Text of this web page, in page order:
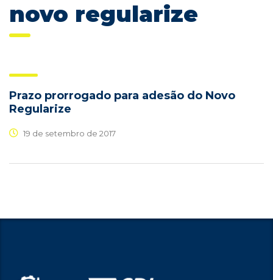
novo regularize
Prazo prorrogado para adesão do Novo
Regularize
19 de setembro de 2017